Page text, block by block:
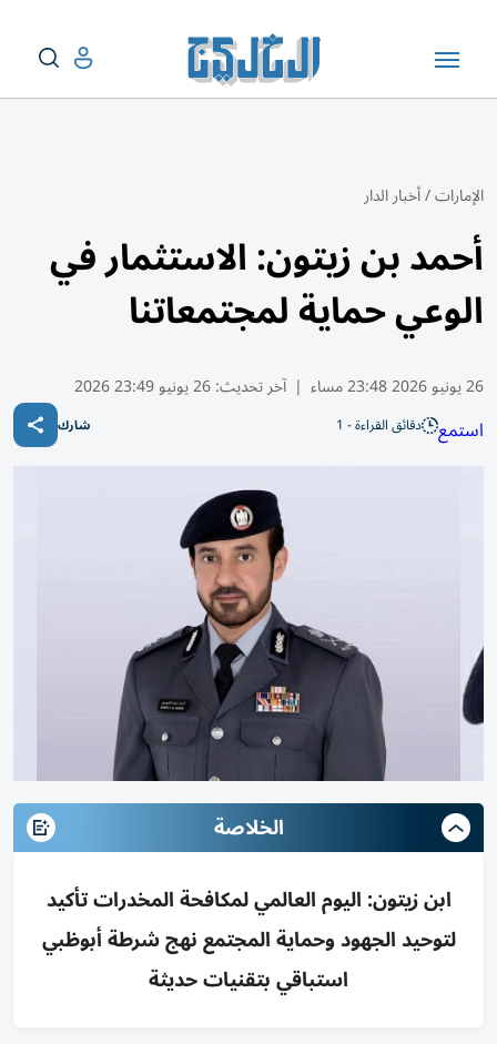
الإمارات/أخبار الدار
أحمد بن زيتون: الاستثمار في
الوعي حماية لمجتمعاتنا
26 يونيو 2026 23:48 مساء | آخر تحديث:26 يونيو 23:49 2026
استمع دقائق القراءة - 1 شارك
الخلاصة
ابن زيتون: اليوم العالمي لمكافحة المخدرات تأكيد
لتوحيد الجهود وحماية المجتمع نهج شرطة أبوظبي
استباقي بتقنيات حديثة